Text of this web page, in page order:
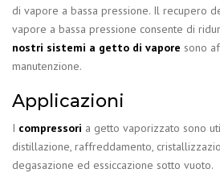
di vapore a bassa pressione. Il recupero
vapore a bassa pressione consente di
nostri sistemi a getto di vapore sono
manutenzione.
Applicazioni
I compressori a getto vaporizzato sono
distillazione, raffreddamento,
degasazione ed essiccazione sotto vuoto.